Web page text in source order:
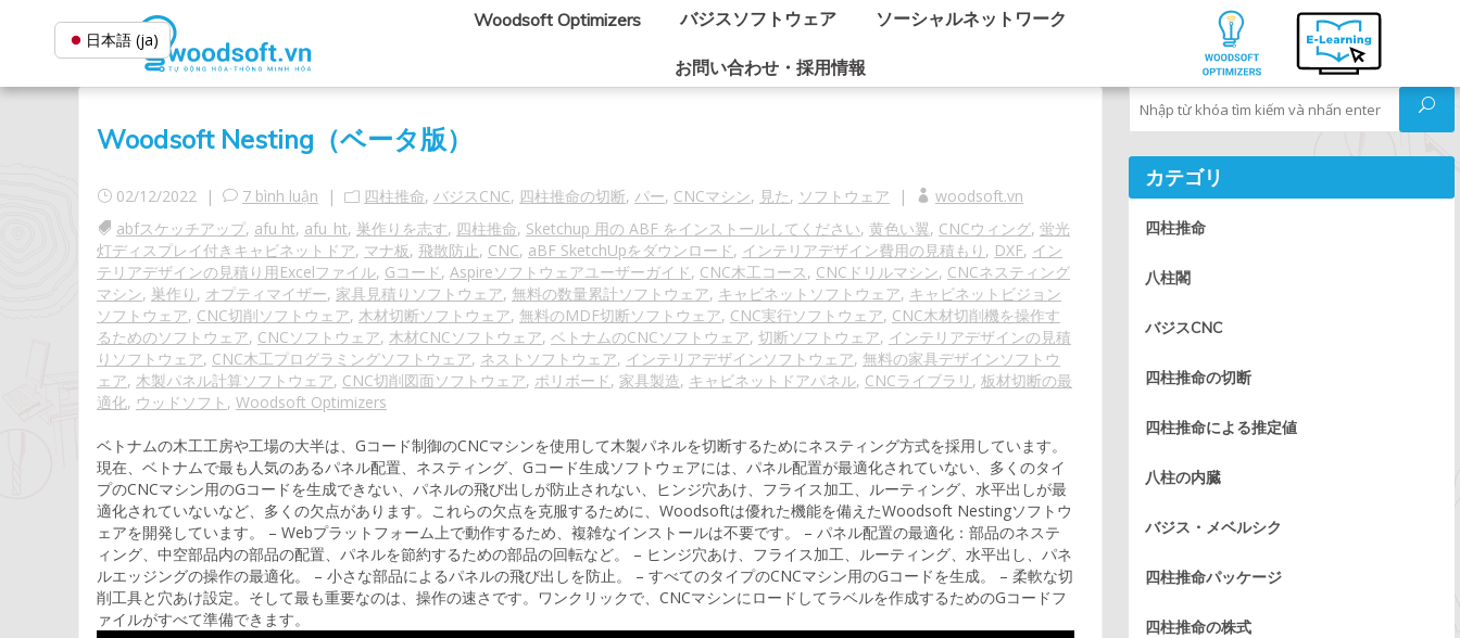
Woodsoft Optimizers バジスソフトウェア ソーシャルネットワーク
お問い合わせ・採用情報
Woodsoft Nesting（ベータ版）
02/12/2022 | 7 bình luận | 四柱推命, バジスCNC, 四柱推命の切断, パー, CNCマシン, 見た, ソフトウェア |
woodsoft.vn
abfスケッチアップ, afu ht, afu_ht, 巣作りを志す, 四柱推命, Sketchup 用の ABF をインストールしてください, 黄色い翼, CNCウィング, 蛍光
灯ディスプレイ付きキャビネットドア, マナ板, 飛散防止, CNC, aBF SketchUpをダウンロード, インテリアデザイン費用の見積もり , DXF, イン
テリアデザインの見積り用Excelファイル, Gコード, Aspireソフトウェアユーザーガイド, CNC木工コース, CNCドリルマシン, CNCネスティング
マシン, 巣作り , オプティマイザー, 家具見積りソフトウェア, 無料の数量累計ソフトウェア, キャビネットソフトウェア, キャビネットビジョン
ソフトウェア, CNC切削ソフトウェア, 木材切断ソフトウェア, 無料のMDF切断ソフトウェア, CNC実行ソフトウェア, CNC木材切削機を操作す
るためのソフトウェア, CNCソフトウェア, 木材CNCソフトウェア, ベトナムのCNCソフトウェア, 切断ソフトウェア, インテリアデザインの見積
りソフトウェア, CNC木工プログラミングソフトウェア, ネストソフトウェア, インテリアデザインソフトウェア, 無料の家具デザインソフトウ
ェア, 木製パネル計算ソフトウェア, CNC切削図面ソフトウェア, ポリボード, 家具製造, キャビネットドアパネル, CNCライブラリ , 板材切断の最
適化, ウッドソフト , Woodsoft Optimizers
ベトナムの木工工房や工場の大半は、Gコード制御のCNCマシンを使用して木製パネルを切断するためにネスティング方式を採用しています。
現在、ベトナムで最も人気のあるパネル配置、ネスティング、Gコード生成ソフトウェアには、パネル配置が最適化されていない、多くのタイ
プのCNCマシン用のGコードを生成できない、パネルの飛び出しが防止されない、ヒンジ穴あけ、フライス加工、ルーティング、水平出しが最
適化されていないなど、多くの欠点があります。これらの欠点を克服するために、Woodsoftは優れた機能を備えたWoodsoft Nestingソフトウ
ェアを開発しています。 – Webプラットフォーム上で動作するため、複雑なインストールは不要です。 – パネル配置の最適化：部品のネステ
ィング、中空部品内の部品の配置、パネルを節約するための部品の回転など。 – ヒンジ穴あけ、フライス加工、ルーティング、水平出し、パネ
ルエッジングの操作の最適化。 – 小さな部品によるパネルの飛び出しを防止。 – すべてのタイプのCNCマシン用のGコードを生成。 – 柔軟な切
削工具と穴あけ設定。そして最も重要なのは、操作の速さです。ワンクリックで、CNCマシンにロードしてラベルを作成するためのGコードフ
ァイルがすべて準備できます。
カテゴリ
四柱推命
八柱閣
バジスCNC
四柱推命の切断
四柱推命による推定値
八柱の内臓
バジス・メベルシク
四柱推命パッケージ
四柱推命の株式
日本語 (ja)